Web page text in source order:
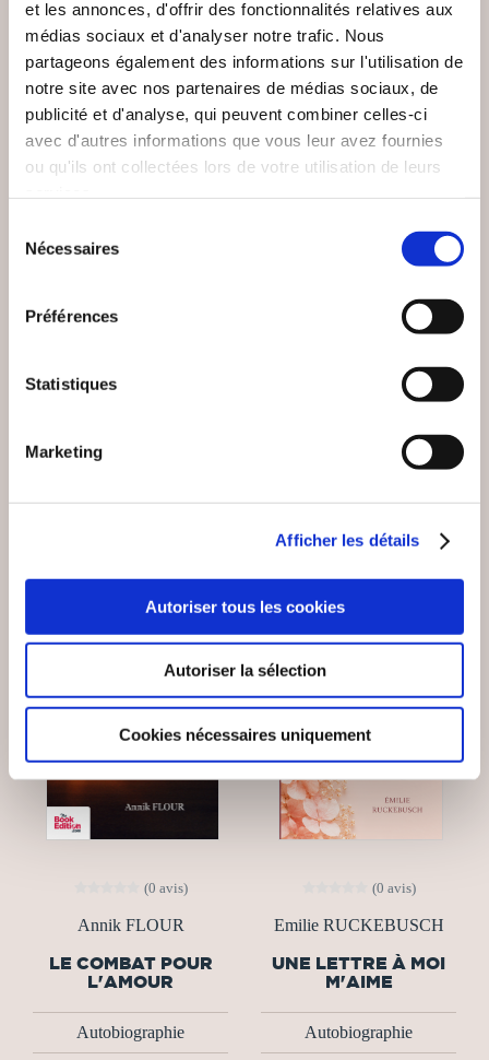
et les annonces, d'offrir des fonctionnalités relatives aux
médias sociaux et d'analyser notre trafic. Nous
partageons également des informations sur l'utilisation de
notre site avec nos partenaires de médias sociaux, de
publicité et d'analyse, qui peuvent combiner celles-ci
avec d'autres informations que vous leur avez fournies
ou qu'ils ont collectées lors de votre utilisation de leurs
Nécessaires
Préférences
Statistiques
Marketing
Afficher les détails
Autoriser tous les cookies
Autoriser la sélection
Cookies nécessaires uniquement
NEW
21 JOURS 100 TOI
Autobiographie
(20 avis)
Anne Réveillion
MA VIE À VOIX NUE
Autobiographie
(0 avis)
Annik FLOUR
LE COMBAT POUR
L'AMOUR
Autobiographie
(0 avis)
Emilie RUCKEBUSCH
UNE LETTRE À MOI
M'AIME
Autobiographie